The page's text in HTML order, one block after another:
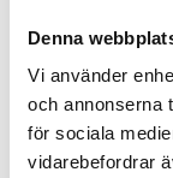
Denna
Vi använder
och annonserna
för sociala
vidarebefordrar
Läs mera